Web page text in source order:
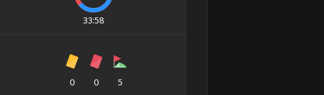
33:58
0 0 5